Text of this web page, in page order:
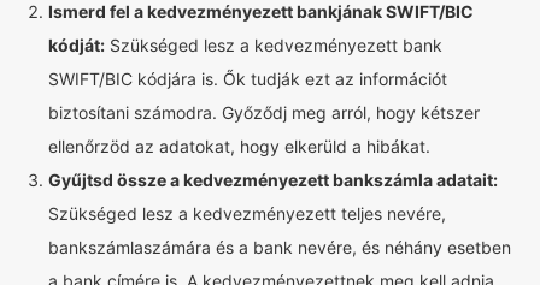
Ismerd fel a kedvezményezett bankjának SWIFT/BIC
kódját: Szükséged lesz a kedvezményezett bank
SWIFT/BIC kódjára is. Ők tudják ezt az információt
biztosítani számodra. Győződj meg arról, hogy kétszer
ellenőrzöd az adatokat, hogy elkerüld a hibákat.
Gyűjtsd össze a kedvezményezett bankszámla adatait:
Szükséged lesz a kedvezményezett teljes nevére,
bankszámlaszámára és a bank nevére, és néhány esetben
a bank címére is. A kedvezményezettnek meg kell adnia